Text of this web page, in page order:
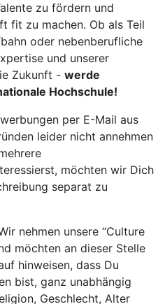
zu fördern und
fit zu machen. Ob als Teil
oder nebenberufliche
und unserer
Zukunft - werde
Hochschule!
per E-Mail aus
leider nicht annehmen
möchten wir Dich
separat zu
nehmen unsere “Culture
möchten an dieser Stelle
hinweisen, dass Du
bist, ganz unabhängig
Geschlecht, Alter